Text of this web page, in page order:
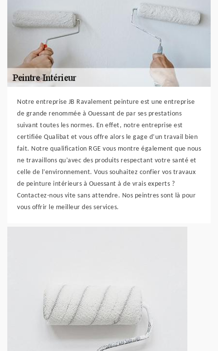
Notre entreprise JB Ravalement peinture est une entreprise
de grande renommée à Ouessant de par ses prestations
suivant toutes les normes. En effet, notre entreprise est
certifiée Qualibat et vous offre alors le gage d’un travail bien
fait. Notre qualification RGE vous montre également que nous
ne travaillons qu’avec des produits respectant votre santé et
celle de l’environnement. Vous souhaitez confier vos travaux
de peinture intérieurs à Ouessant à de vrais experts ?
Contactez-nous vite sans attendre. Nos peintres sont là pour
vous offrir le meilleur des services.